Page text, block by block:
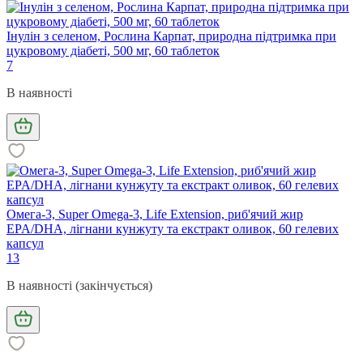
Інулін з селеном, Рослина Карпат, природна підтримка при
цукровому діабеті, 500 мг, 60 таблеток
7
В наявності
Омега-3, Super Omega-3, Life Extension, риб'ячий жир
EPA/DHA, лігнани кунжуту та екстракт оливок, 60 гелевих
капсул
13
В наявності (закінчується)